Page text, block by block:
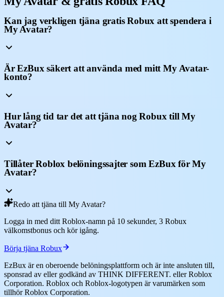
Kan jag verkligen tjäna gratis Robux att spendera i
My Avatar?
Är EzBux säkert att använda med mitt My Avatar-
konto?
Hur lång tid tar det att tjäna nog Robux till My
Avatar?
Tillåter Roblox belöningssajter som EzBux för My
Avatar?
Redo att tjäna till My Avatar?
Logga in med ditt Roblox-namn på 10 sekunder, 3 Robux
välkomstbonus och kör igång.
Börja tjäna Robux
EzBux är en oberoende belöningsplattform och är inte ansluten till,
sponsrad av eller godkänd av THINK DIFFERENT. eller Roblox
Corporation. Roblox och Roblox-logotypen är varumärken som
tillhör Roblox Corporation.